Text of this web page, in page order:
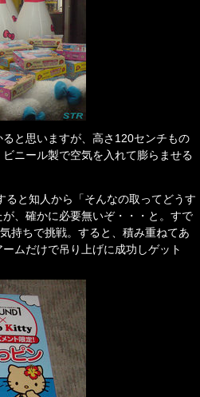
と思いますが、高さ120センチもの
ニール製で空気を入れて膨らませる
ると知人から「そんなの取ってどうす
、確かに必要無いぞ・・・と。すで
持ちで挑戦。すると、積み重ねてあ
ムだけで吊り上げに成功しゲット